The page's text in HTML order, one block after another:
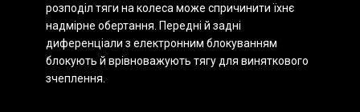
розподіл тяги на колеса може спричинити їхнє
надмірне обертання. Передні й задні
диференціали з електронним блокуванням
блокують й врівноважують тягу для виняткового
зчеплення.